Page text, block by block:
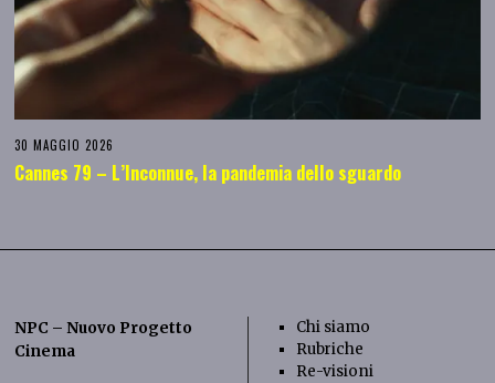
30 MAGGIO 2026
Cannes 79 – L’Inconnue, la pandemia dello sguardo
NPC – Nuovo Progetto
Cinema
Chi siamo
Rubriche
Re-visioni